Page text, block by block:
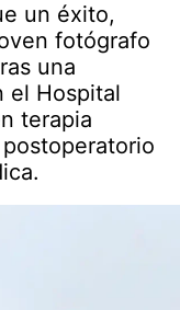
un éxito,
fotógrafo
una
el Hospital
terapia